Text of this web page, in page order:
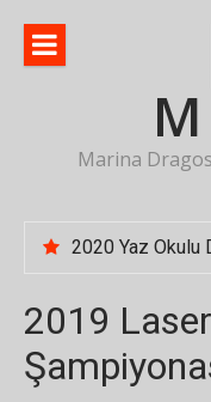
Marina
2019